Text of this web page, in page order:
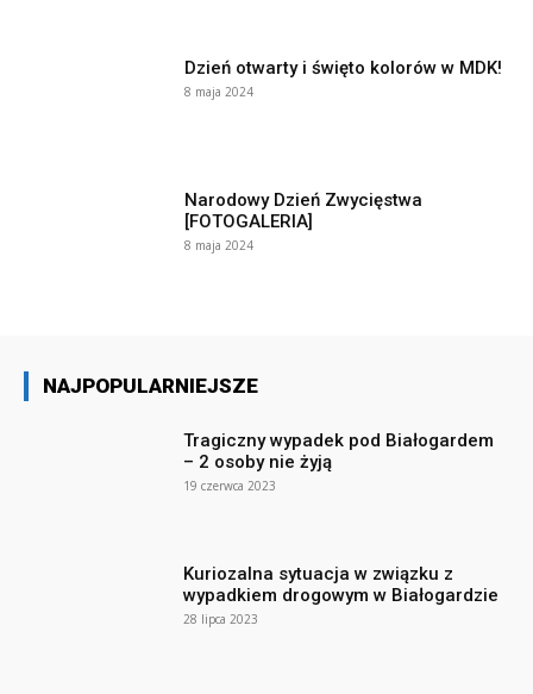
Dzień otwarty i święto kolorów w MDK!
8 maja 2024
Narodowy Dzień Zwycięstwa
[FOTOGALERIA]
8 maja 2024
NAJPOPULARNIEJSZE
Tragiczny wypadek pod Białogardem
– 2 osoby nie żyją
19 czerwca 2023
Kuriozalna sytuacja w związku z
wypadkiem drogowym w Białogardzie
28 lipca 2023